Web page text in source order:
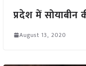
प्रदेश में
August 13, 2020